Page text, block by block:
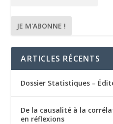
ARTICLES RÉCENTS
Dossier Statistiques –
De la causalité à la
en réflexions